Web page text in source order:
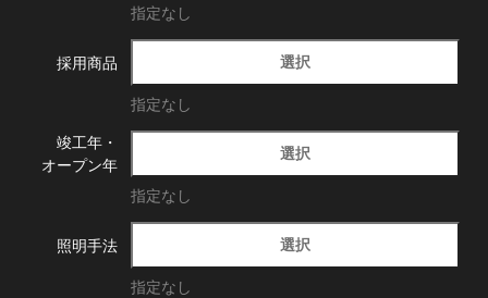
指定なし
採用商品 選択
指定なし
竣工年・
オープン年
選択
指定なし
照明手法 選択
指定なし